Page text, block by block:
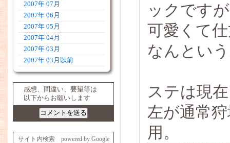
2007年 07月
2007年 06月
2007年 05月
2007年 04月
2007年 03月
2007年 03月以前
感想、間違い、要望等は
以下からお願いします
サイト内検索 powered by Google
ックです
可愛くて
なんとい
ステは現
左が通常
用。